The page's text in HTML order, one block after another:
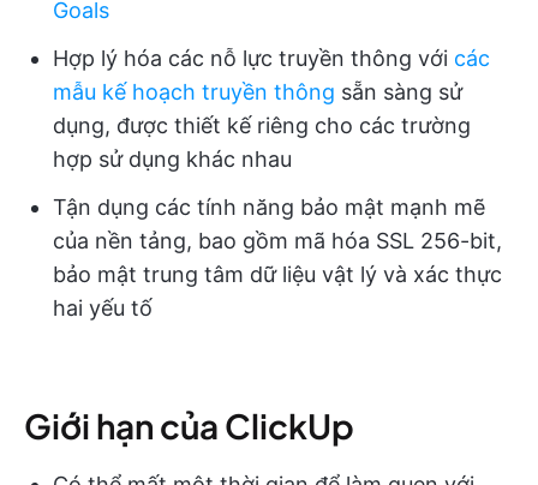
Goals
Hợp lý hóa các nỗ lực truyền thông với các
mẫu kế hoạch truyền thông sẵn sàng sử
dụng, được thiết kế riêng cho các trường
hợp sử dụng khác nhau
Tận dụng các tính năng bảo mật mạnh mẽ
của nền tảng, bao gồm mã hóa SSL 256-bit,
bảo mật trung tâm dữ liệu vật lý và xác thực
hai yếu tố
Giới hạn của ClickUp